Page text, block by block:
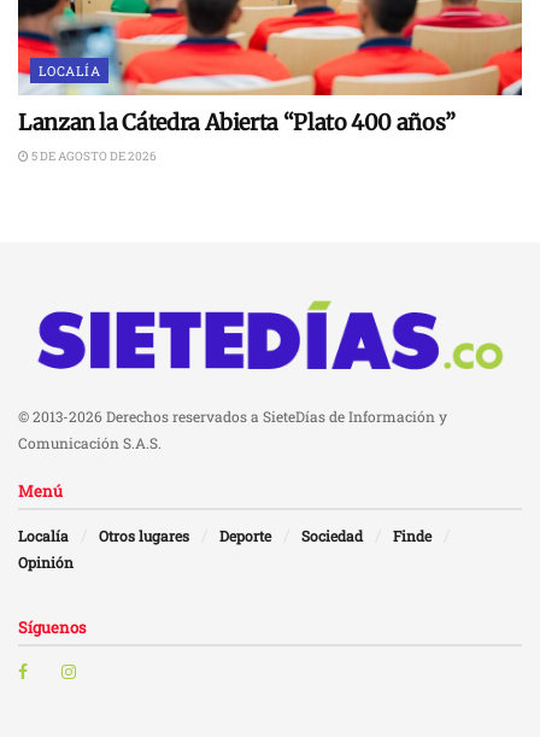
LOCALÍA
Lanzan la Cátedra Abierta “Plato 400 años”
5 DE AGOSTO DE 2026
© 2013-2026 Derechos reservados a SieteDías de Información y
Comunicación S.A.S.
Menú
Localía Otros lugares Deporte Sociedad
Finde
Opinión
Síguenos